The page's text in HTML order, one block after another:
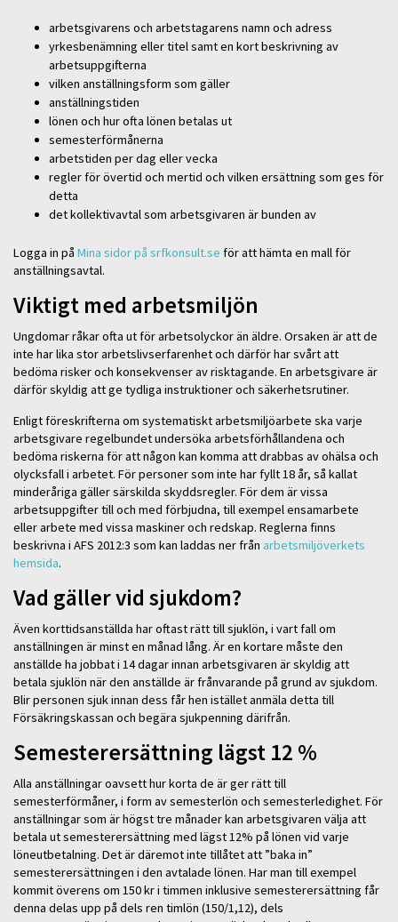
arbetsgivarens och arbetstagarens namn och adress
yrkesbenämning eller titel samt en kort beskrivning av
arbetsuppgifterna
vilken anställningsform som gäller
anställningstiden
lönen och hur ofta lönen betalas ut
semesterförmånerna
arbetstiden per dag eller vecka
regler för övertid och mertid och vilken ersättning som ges för
detta
det kollektivavtal som arbetsgivaren är bunden av
Logga in på Mina sidor på srfkonsult.se för att hämta en mall för
anställningsavtal.
Viktigt med arbetsmiljön
Ungdomar råkar ofta ut för arbetsolyckor än äldre. Orsaken är att de
inte har lika stor arbetslivserfarenhet och därför har svårt att
bedöma risker och konsekvenser av risktagande. En arbetsgivare är
därför skyldig att ge tydliga instruktioner och säkerhetsrutiner.
Enligt föreskrifterna om systematiskt arbetsmiljöarbete ska varje
arbetsgivare regelbundet undersöka arbetsförhållandena och
bedöma riskerna för att någon kan komma att drabbas av ohälsa och
olycksfall i arbetet. För personer som inte har fyllt 18 år, så kallat
minderåriga gäller särskilda skyddsregler. För dem är vissa
arbetsuppgifter till och med förbjudna, till exempel ensamarbete
eller arbete med vissa maskiner och redskap. Reglerna finns
beskrivna i AFS 2012:3 som kan laddas ner från arbetsmiljöverkets
hemsida.
Vad gäller vid sjukdom?
Även korttidsanställda har oftast rätt till sjuklön, i vart fall om
anställningen är minst en månad lång. Är en kortare måste den
anställde ha jobbat i 14 dagar innan arbetsgivaren är skyldig att
betala sjuklön när den anställde är frånvarande på grund av sjukdom.
Blir personen sjuk innan dess får hen istället anmäla detta till
Försäkringskassan och begära sjukpenning därifrån.
Semesterersättning lägst 12 %
Alla anställningar oavsett hur korta de är ger rätt till
semesterförmåner, i form av semesterlön och semesterledighet. För
anställningar som är högst tre månader kan arbetsgivaren välja att
betala ut semesterersättning med lägst 12% på lönen vid varje
löneutbetalning. Det är däremot inte tillåtet att ”baka in”
semesterersättningen i den avtalade lönen. Har man till exempel
kommit överens om 150 kr i timmen inklusive semesterersättning får
denna delas upp på dels ren timlön (150/1,12), dels